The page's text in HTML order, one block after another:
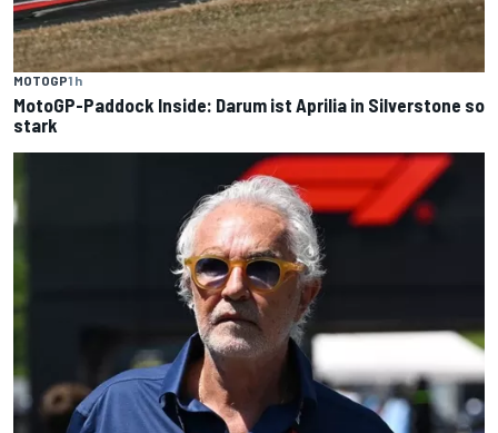
MOTOGP1 h
MotoGP-Paddock Inside: Darum ist Aprilia in Silverstone so
stark